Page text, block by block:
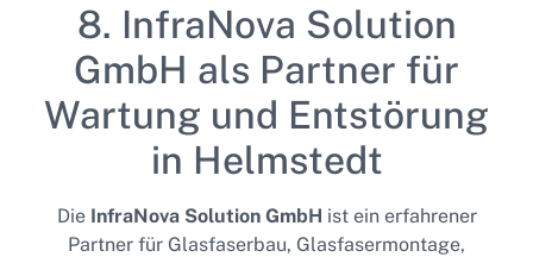
8. InfraNova Solution
GmbH als Partner für
Wartung und Entstörung
in Helmstedt
Die InfraNova Solution GmbH ist ein erfahrener
Partner für Glasfaserbau, Glasfasermontage,